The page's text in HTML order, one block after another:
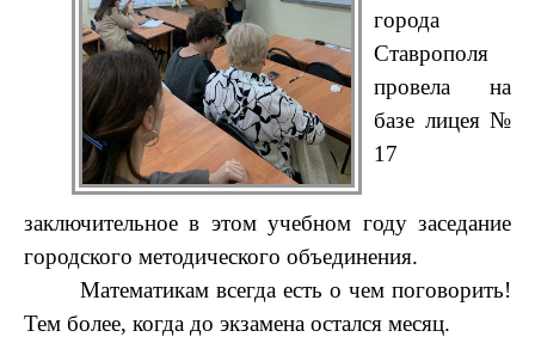
города
Ставрополя
провела на
базе лицея №
17
заключительное в этом учебном году заседание
городского методического объединения.
Математикам всегда есть о чем поговорить!
Тем более, когда до экзамена остался месяц.